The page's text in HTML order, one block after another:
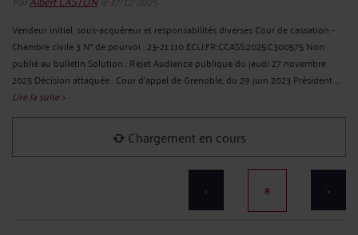
Vendeur initial, sous-acquéreur et responsabilités diverses Cour de cassation -
Chambre civile 3 N° de pourvoi : 23-21.110 ECLI:FR:CCASS:2025:C300575 Non
publié au bulletin Solution : Rejet Audience publique du jeudi 27 novembre
2025 Décision attaquée : Cour d'appel de Grenoble, du 29 juin 2023 Président ...
Lire la suite >